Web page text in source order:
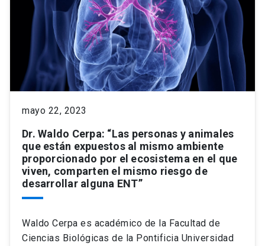
mayo 22, 2023
Dr. Waldo Cerpa: “Las personas y animales
que están expuestos al mismo ambiente
proporcionado por el ecosistema en el que
viven, comparten el mismo riesgo de
desarrollar alguna ENT”
Waldo Cerpa es académico de la Facultad de
Ciencias Biológicas de la Pontificia Universidad